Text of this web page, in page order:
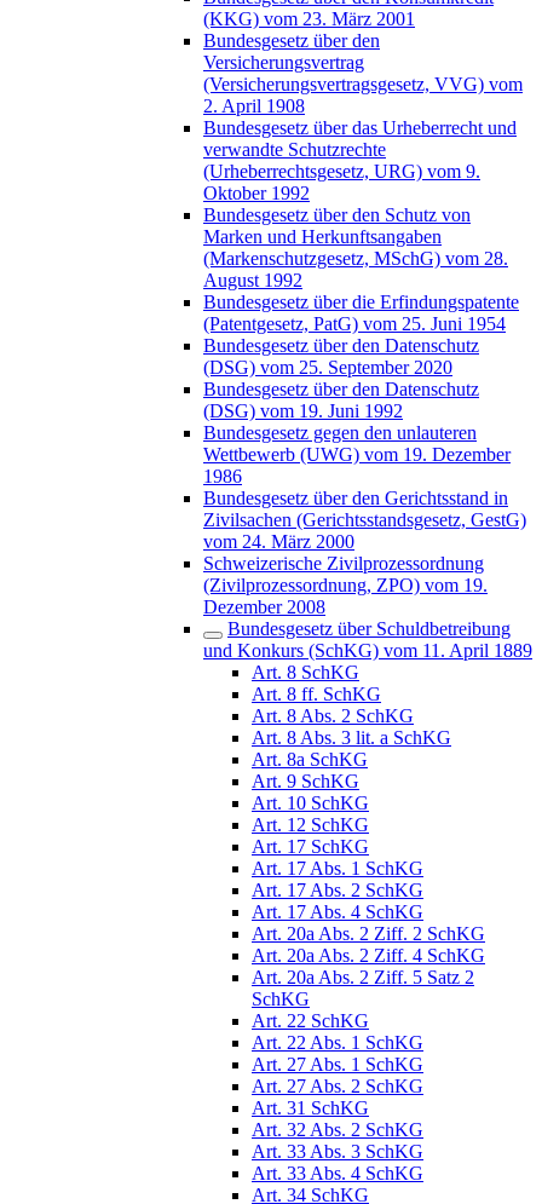
(KKG) vom 23. März 2001
Bundesgesetz über den
Versicherungsvertrag
(Versicherungsvertragsgesetz, VVG) vom
2. April 1908
Bundesgesetz über das Urheberrecht und
verwandte Schutzrechte
(Urheberrechtsgesetz, URG) vom 9.
Oktober 1992
Bundesgesetz über den Schutz von
Marken und Herkunftsangaben
(Markenschutzgesetz, MSchG) vom 28.
August 1992
Bundesgesetz über die Erfindungspatente
(Patentgesetz, PatG) vom 25. Juni 1954
Bundesgesetz über den Datenschutz
(DSG) vom 25. September 2020
Bundesgesetz über den Datenschutz
(DSG) vom 19. Juni 1992
Bundesgesetz gegen den unlauteren
Wettbewerb (UWG) vom 19. Dezember
1986
Bundesgesetz über den Gerichtsstand in
Zivilsachen (Gerichtsstandsgesetz, GestG)
vom 24. März 2000
Schweizerische Zivilprozessordnung
(Zivilprozessordnung, ZPO) vom 19.
Dezember 2008
Bundesgesetz über Schuldbetreibung
und Konkurs (SchKG) vom 11. April 1889
Art. 8 SchKG
Art. 8 ff. SchKG
Art. 8 Abs. 2 SchKG
Art. 8 Abs. 3 lit. a SchKG
Art. 8a SchKG
Art. 9 SchKG
Art. 10 SchKG
Art. 12 SchKG
Art. 17 SchKG
Art. 17 Abs. 1 SchKG
Art. 17 Abs. 2 SchKG
Art. 17 Abs. 4 SchKG
Art. 20a Abs. 2 Ziff. 2 SchKG
Art. 20a Abs. 2 Ziff. 4 SchKG
Art. 20a Abs. 2 Ziff. 5 Satz 2
SchKG
Art. 22 SchKG
Art. 22 Abs. 1 SchKG
Art. 27 Abs. 1 SchKG
Art. 27 Abs. 2 SchKG
Art. 31 SchKG
Art. 32 Abs. 2 SchKG
Art. 33 Abs. 3 SchKG
Art. 33 Abs. 4 SchKG
Art. 34 SchKG